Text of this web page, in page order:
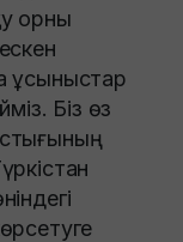
орны
ұсыныстар
Біз өз